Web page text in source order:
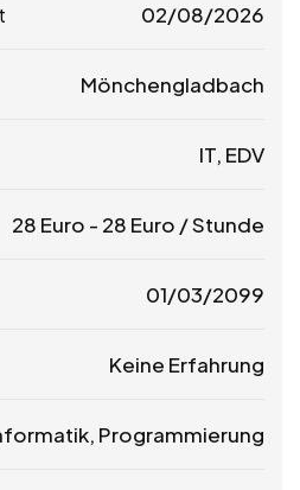
02/08/2026
Mönchengladbach
IT, EDV
28 Euro - 28 Euro / Stunde
01/03/2099
Keine Erfahrung
Programmierung